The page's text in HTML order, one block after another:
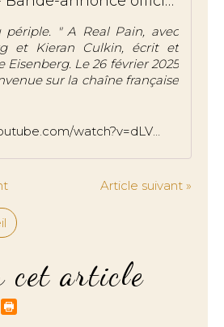
" A Real Pain, avec
et Kieran Culkin, écrit et
Eisenberg. Le 26 février 2025
sur la chaîne française
https://www.youtube.com/watch?v=dLVWFPpupcg
Article suivant »
cet article